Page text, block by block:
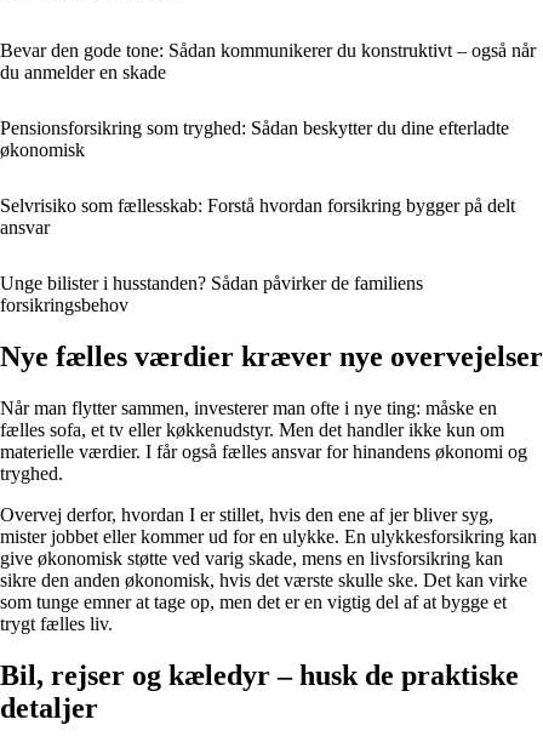
Bevar den gode tone: Sådan kommunikerer du konstruktivt – også når
du anmelder en skade
Pensionsforsikring som tryghed: Sådan beskytter du dine efterladte
økonomisk
Selvrisiko som fællesskab: Forstå hvordan forsikring bygger på delt
ansvar
Unge bilister i husstanden? Sådan påvirker de familiens
forsikringsbehov
Nye fælles værdier kræver nye overvejelser
Når man flytter sammen, investerer man ofte i nye ting: måske en
fælles sofa, et tv eller køkkenudstyr. Men det handler ikke kun om
materielle værdier. I får også fælles ansvar for hinandens økonomi og
tryghed.
Overvej derfor, hvordan I er stillet, hvis den ene af jer bliver syg,
mister jobbet eller kommer ud for en ulykke. En ulykkesforsikring kan
give økonomisk støtte ved varig skade, mens en livsforsikring kan
sikre den anden økonomisk, hvis det værste skulle ske. Det kan virke
som tunge emner at tage op, men det er en vigtig del af at bygge et
trygt fælles liv.
Bil, rejser og kæledyr – husk de praktiske
detaljer